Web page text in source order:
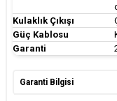
Kulaklık Çıkışı
Güç Kablosu
Garanti
Garanti Bilgisi